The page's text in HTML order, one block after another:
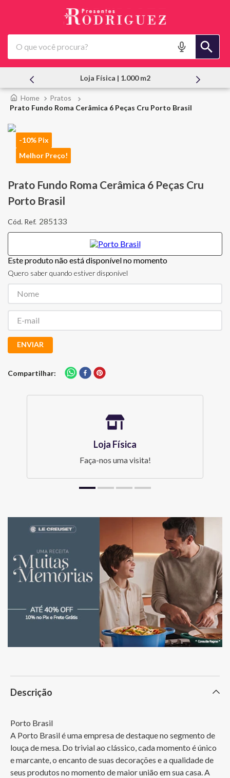
O que você procura?
Loja Física | 1.000 m2
Pratos
Prato Fundo Roma Cerâmica 6 Peças Cru Porto Brasil
-10% Pix
Melhor Preço!
Prato Fundo Roma Cerâmica 6 Peças Cru
Porto Brasil
285133
Este produto não está disponível no momento
Quero saber quando estiver disponível
ENVIAR
Compartilhar
Loja Física
Faça-nos uma visita!
Descrição
Porto Brasil
A Porto Brasil é uma empresa de destaque no segmento de
louça de mesa. Do trivial ao clássico, cada momento é único
e marcante, o encanto de suas decorações e a qualidade de
seus produtos no momento de maior união em sua casa. A